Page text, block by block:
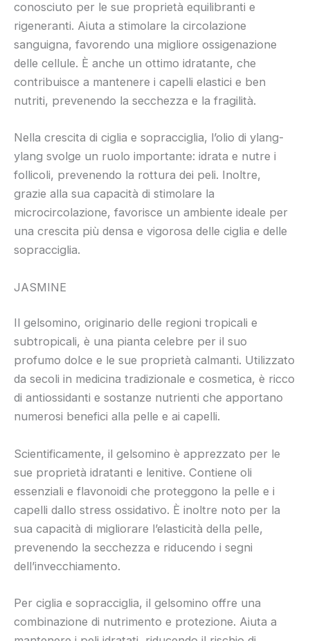
conosciuto per le sue proprietà equilibranti e
rigeneranti. Aiuta a stimolare la circolazione
sanguigna, favorendo una migliore ossigenazione
delle cellule. È anche un ottimo idratante, che
contribuisce a mantenere i capelli elastici e ben
nutriti, prevenendo la secchezza e la fragilità.
Nella crescita di ciglia e sopracciglia, l’olio di ylang-
ylang svolge un ruolo importante: idrata e nutre i
follicoli, prevenendo la rottura dei peli. Inoltre,
grazie alla sua capacità di stimolare la
microcircolazione, favorisce un ambiente ideale per
una crescita più densa e vigorosa delle ciglia e delle
sopracciglia.
JASMINE
Il gelsomino, originario delle regioni tropicali e
subtropicali, è una pianta celebre per il suo
profumo dolce e le sue proprietà calmanti. Utilizzato
da secoli in medicina tradizionale e cosmetica, è ricco
di antiossidanti e sostanze nutrienti che apportano
numerosi benefici alla pelle e ai capelli.
Scientificamente, il gelsomino è apprezzato per le
sue proprietà idratanti e lenitive. Contiene oli
essenziali e flavonoidi che proteggono la pelle e i
capelli dallo stress ossidativo. È inoltre noto per la
sua capacità di migliorare l’elasticità della pelle,
prevenendo la secchezza e riducendo i segni
dell’invecchiamento.
Per ciglia e sopracciglia, il gelsomino offre una
combinazione di nutrimento e protezione. Aiuta a